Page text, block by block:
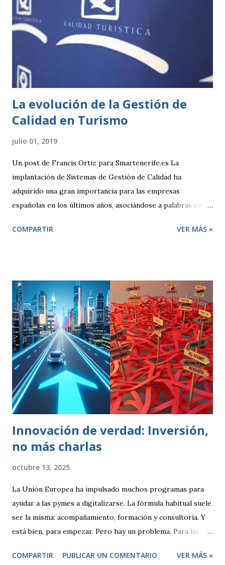
todo el trámite se puede hacer online a través de las
diferentes sedes electrónicas de cada ayuntamiento. LISTA
DE ACTIVIDADES CLASIFICADAS A los efectos previstos
en el artículo 2.1.a) y 4 de la Ley 7/2011, de 5 de abril, de
actividades clasificadas y espectáculos públicos y otras
medidas administrativas complementa...
La evolución de la Gestión de
Calidad en Turismo
julio 01, 2019
Un post de Francis Ortiz para Smartenerife.es La
implantación de Sistemas de Gestión de Calidad ha
adquirido una gran importancia para las empresas
españolas en los últimos años, asociándose a palabras como
¿qué se entiende por Calidad?, ¿qué pretende una empresa
transmitiendo la idea de que algo es mejor. Desde un punto
de vista técnico, Calidad representa una forma de hacer las
cosas preocupándose siempre por satisfacer al cliente y
por mejorar día a día procesos y resultados. El enfoque de
gestión de la calidad se inicia en la década de los 50. En esa
época, se contemplaba un concepto de calidad centrado en
lograr que un producto cumpliese las especificaciones
marcadas (peso, duración, resistencia, rapidez). Se
realizaban controles periódicos para evitar que product...
COMPARTIR VER MÁS »
Innovación de verdad: Inversión,
no más charlas
octubre 13, 2025
La Unión Europea ha impulsado muchos programas para
ayudar a las pymes a digitalizarse. La fórmula habitual suele
ser la misma: acompañamiento, formación y consultoría. Y
está bien, para empezar. Pero hay un problema. Para las
proyectos en marcha y una clara apuesta por la innovación,
COMPARTIR PUBLICAR UN COMENTARIO VER MÁS »